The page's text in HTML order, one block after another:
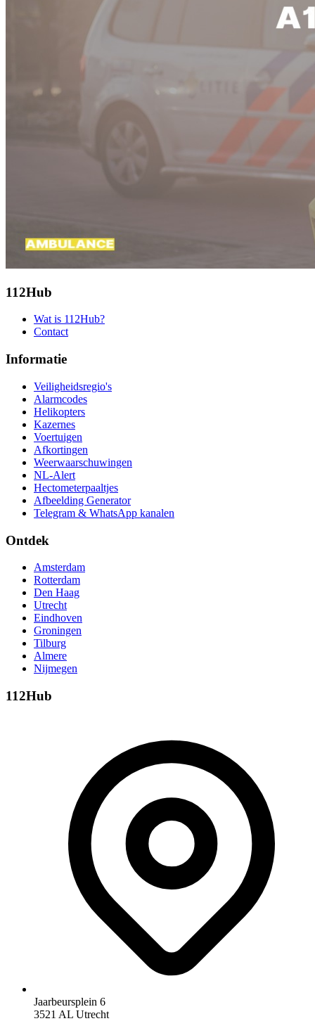
112Hub
Wat is 112Hub?
Contact
Informatie
Veiligheidsregio's
Alarmcodes
Helikopters
Kazernes
Voertuigen
Afkortingen
Weerwaarschuwingen
NL-Alert
Hectometerpaaltjes
Afbeelding Generator
Telegram & WhatsApp kanalen
Ontdek
Amsterdam
Rotterdam
Den Haag
Utrecht
Eindhoven
Groningen
Tilburg
Almere
Nijmegen
112Hub
Jaarbeursplein 6
3521 AL Utrecht